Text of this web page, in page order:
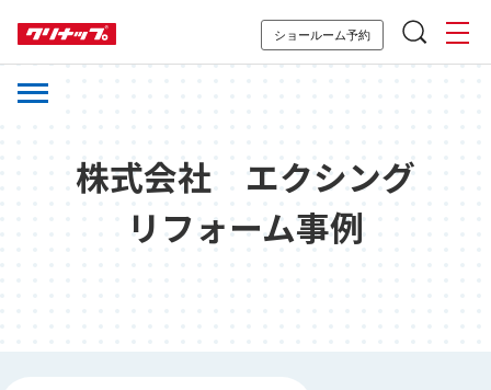
ショールーム予約
株式会社 エクシング
リフォーム事例